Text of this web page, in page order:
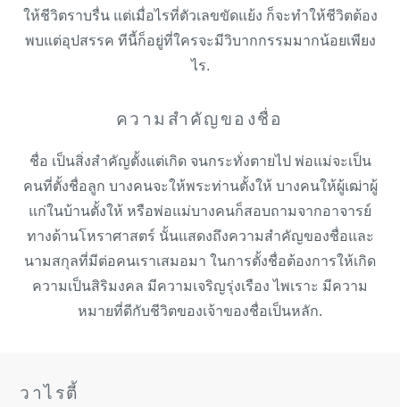
ให้ชีวิตราบรื่น แต่เมื่อไรที่ตัวเลขขัดแย้ง ก็จะทำให้ชีวิตต้อง
พบแต่อุปสรรค ทีนี้ก็อยู่ที่ใครจะมีวิบากกรรมมากน้อยเพียง
ไร.
ความสำคัญของชื่อ
ชื่อ เป็นสิ่งสำคัญตั้งแต่เกิด จนกระทั่งตายไป พ่อแม่จะเป็น
คนที่ตั้งชื่อลูก บางคนจะให้พระท่านตั้งให้ บางคนให้ผู้เฒ่าผู้
แก่ในบ้านตั้งให้ หรือพ่อแม่บางคนก็สอบถามจากอาจารย์
ทางด้านโหราศาสตร์ นั้นแสดงถึงความสำคัญของชื่อและ
นามสกุลที่มีต่อคนเราเสมอมา ในการตั้งชื่อต้องการให้เกิด
ความเป็นสิริมงคล มีความเจริญรุ่งเรือง ไพเราะ มีความ
หมายที่ดีกับชีวิตของเจ้าของชื่อเป็นหลัก.
วาไรตี้